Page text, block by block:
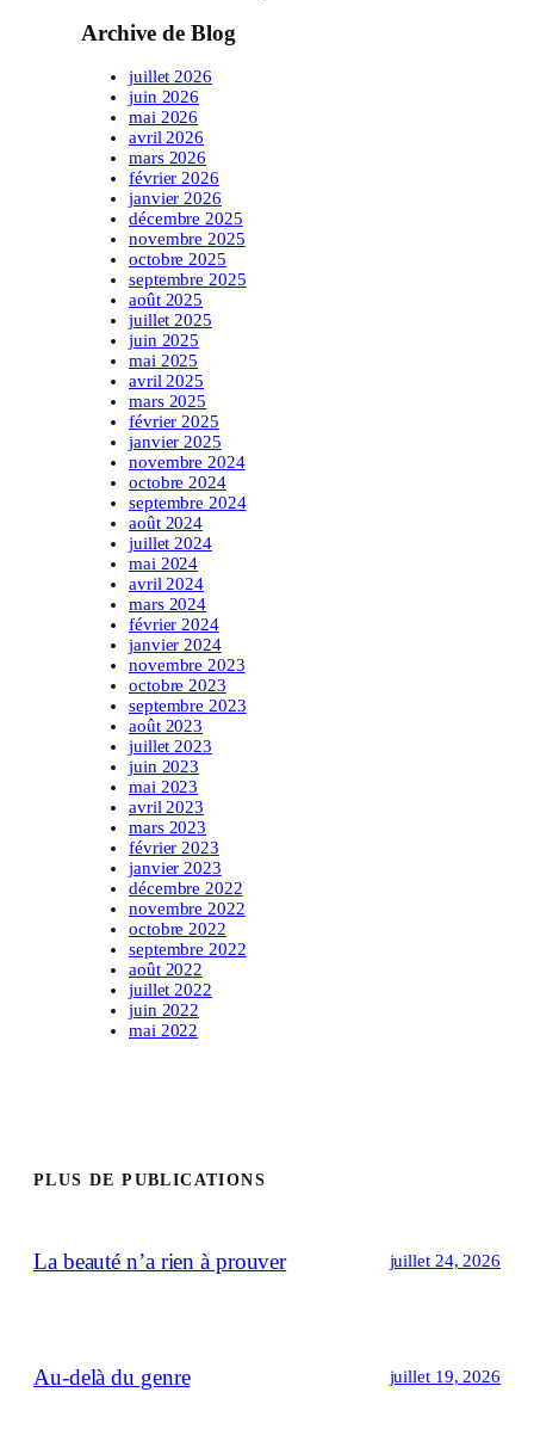
Archive de Blog
juillet 2026
juin 2026
mai 2026
avril 2026
mars 2026
février 2026
janvier 2026
décembre 2025
novembre 2025
octobre 2025
septembre 2025
août 2025
juillet 2025
juin 2025
mai 2025
avril 2025
mars 2025
février 2025
janvier 2025
novembre 2024
octobre 2024
septembre 2024
août 2024
juillet 2024
mai 2024
avril 2024
mars 2024
février 2024
janvier 2024
novembre 2023
octobre 2023
septembre 2023
août 2023
juillet 2023
juin 2023
mai 2023
avril 2023
mars 2023
février 2023
janvier 2023
décembre 2022
novembre 2022
octobre 2022
septembre 2022
août 2022
juillet 2022
juin 2022
mai 2022
PLUS DE PUBLICATIONS
La beauté n’a rien à prouver juillet 24, 2026
Au-delà du genre juillet 19, 2026